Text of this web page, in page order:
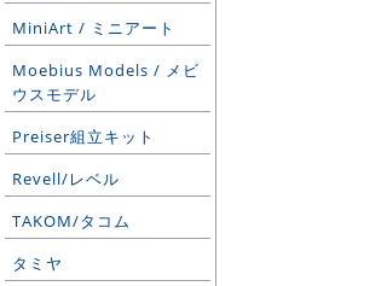
MiniArt / ミニアート
Moebius Models / メビ
ウスモデル
Preiser組立キット
Revell/レベル
TAKOM/タコム
タミヤ